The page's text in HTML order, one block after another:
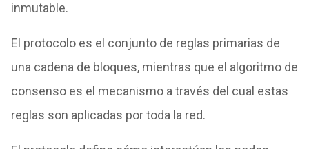
inmutable.
El protocolo es el conjunto de reglas primarias de
una cadena de bloques, mientras que el algoritmo de
consenso es el mecanismo a través del cual estas
reglas son aplicadas por toda la red.